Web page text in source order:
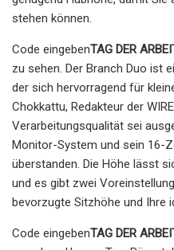
stehen können.
Code eingebenTAG DER
zu sehen. Der Branch Duo ist
der sich hervorragend für
Chokkattu, Redakteur der
Verarbeitungsqualität sei
Monitor-System und sein 16-
überstanden. Die Höhe lässt
und es gibt zwei
bevorzugte Sitzhöhe und Ihre
Code eingebenTAG DER